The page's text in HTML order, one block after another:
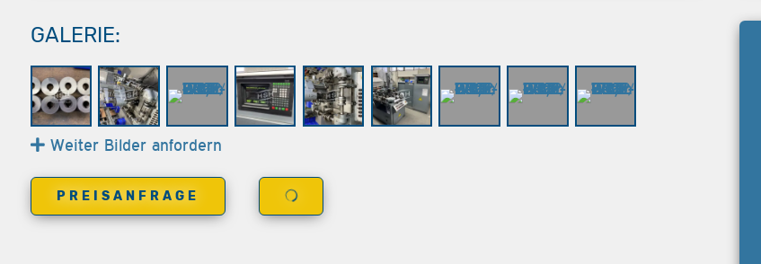
GALERIE:
Weiter Bilder anfordern
PREISANFRAGE